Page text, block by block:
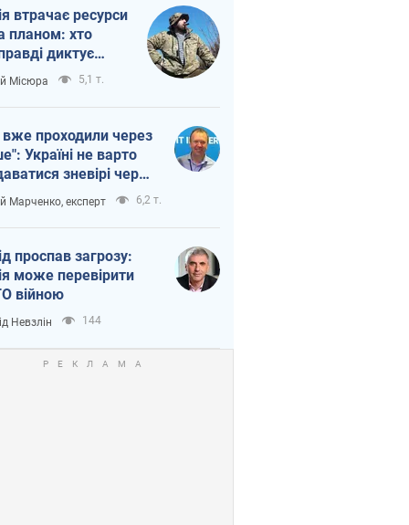
втрачає ресурси
планом: хто
диктує
війни
Місюра 5,1 т.
проходили через
Україні не варто
зневірі через
терор
Марченко, експерт 6,2 т.
проспав загрозу:
може перевірити
війною
Невзлін 144